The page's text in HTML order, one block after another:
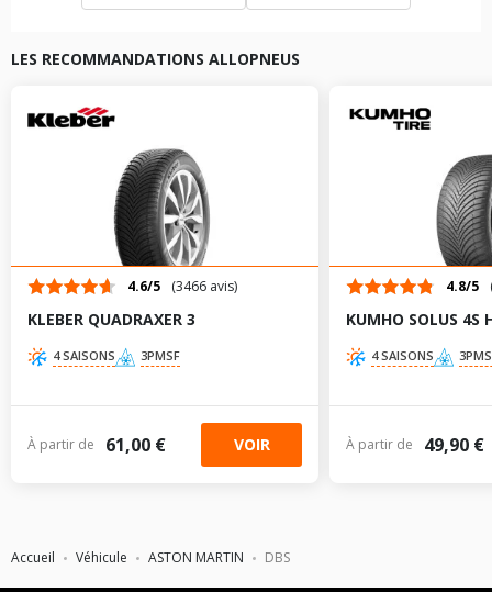
Accueil Véhicule ASTON MARTIN DBS
LES RECOMMANDATIONS ALLOPNEUS
4.6/5 (3466 avis)
KLEBER QUADRAXER 3
4 SAISONS 3PMSF
À partir de 61,00 € VOIR
4.8/5
KUMHO SOLUS 4S
4 SAISONS
À partir de 49,90 €